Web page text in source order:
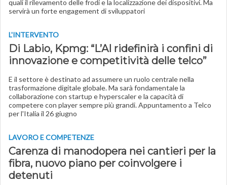
quali il rilevamento delle frodi e la localizzazione dei dispositivi. Ma
servirà un forte engagement di sviluppatori
L'INTERVENTO
Di Labio, Kpmg: “L’AI ridefinirà i confini di
innovazione e competitività delle telco”
E il settore è destinato ad assumere un ruolo centrale nella
trasformazione digitale globale. Ma sarà fondamentale la
collaborazione con startup e hyperscaler e la capacità di
competere con player sempre più grandi. Appuntamento a Telco
per l'Italia il 26 giugno
LAVORO E COMPETENZE
Carenza di manodopera nei cantieri per la
fibra, nuovo piano per coinvolgere i
detenuti